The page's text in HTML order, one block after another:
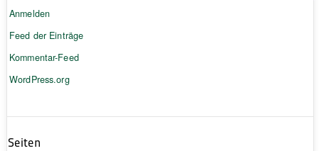
Anmelden
Feed der Einträge
Kommentar-Feed
WordPress.org
Seiten